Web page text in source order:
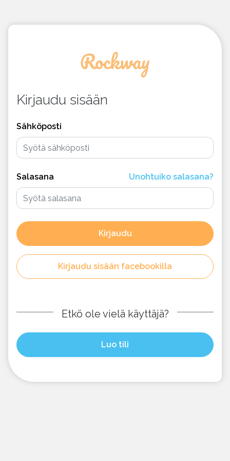
Kirjaudu sisään
Sähköposti
Salasana Unohtuiko salasana?
Kirjaudu
Kirjaudu sisään facebookilla
Etkö ole vielä käyttäjä?
Luo tili